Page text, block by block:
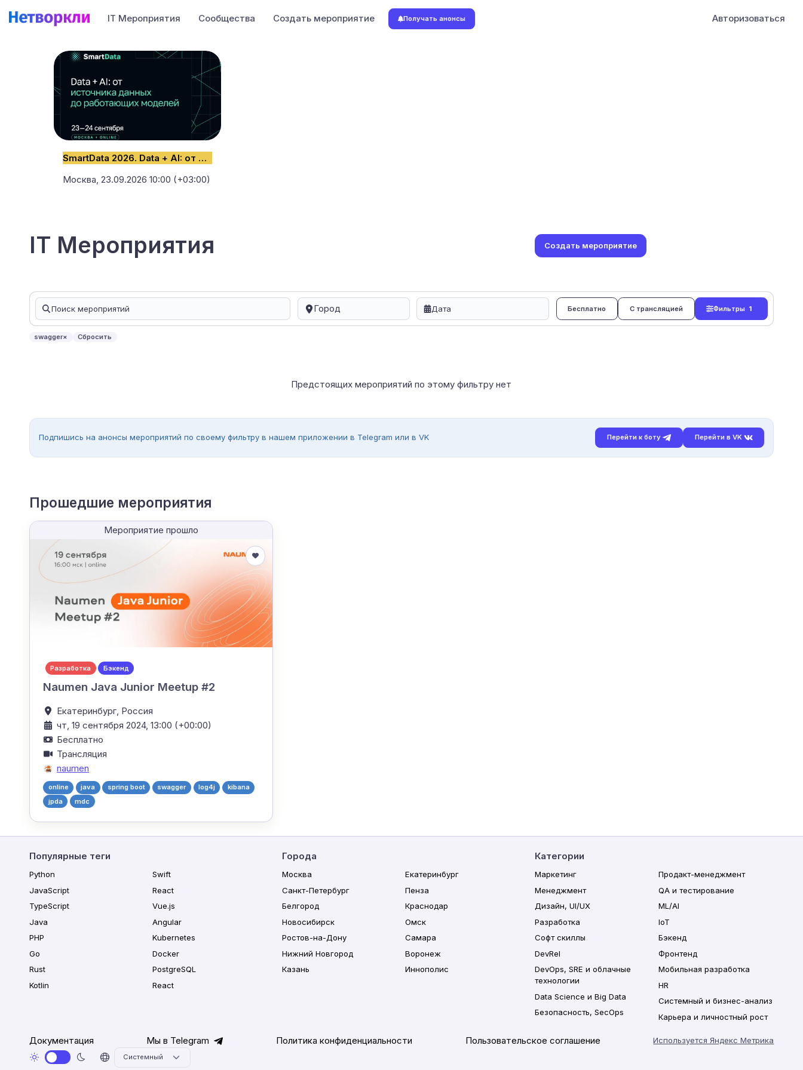
IT Мероприятия Сообщества Создать мероприятие Получать анонсы Авторизоваться
SmartData 2026. Data + AI: от источника данных до работающих моделей
Москва, 23.09.2026 10:00 (+03:00)
IT Мероприятия Создать мероприятие
Город Бесплатно С трансляцией Фильтры 1
swagger× Сбросить
Предстоящих мероприятий по этому фильтру нет
Подпишись на анонсы мероприятий по своему фильтру в нашем приложении в Telegram или в VK Перейти к боту Перейти в VK
Прошедшие мероприятия
Мероприятие прошло
Разработка Бэкенд
Naumen Java Junior Meetup #2
Екатеринбург, Россия
чт, 19 сентября 2024, 13:00 (+00:00)
Бесплатно
Трансляция
naumen
online java spring boot swagger log4j
kibana
jpda
mdc
Популярные теги
Python
JavaScript
TypeScript
Java
PHP
Go
Rust
Kotlin
Swift
React
Vue.js
Angular
Kubernetes
Docker
PostgreSQL
React
Города
Москва
Санкт-Петербург
Белгород
Новосибирск
Ростов-на-Дону
Нижний Новгород
Казань
Екатеринбург
Пенза
Краснодар
Омск
Самара
Воронеж
Иннополис
Категории
Маркетинг
Менеджмент
Дизайн, UI/UX
Разработка
Софт скиллы
DevRel
DevOps, SRE и облачные
технологии
Data Science и Big Data
Безопасность, SecOps
Продакт-менеджмент
QA и тестирование
ML/AI
IoT
Бэкенд
Фронтенд
Мобильная разработка
HR
Системный и бизнес-анализ
Карьера и личностный рост
Документация Мы в Telegram Политика конфиденциальности Пользовательское соглашение Используется Яндекс Метрика